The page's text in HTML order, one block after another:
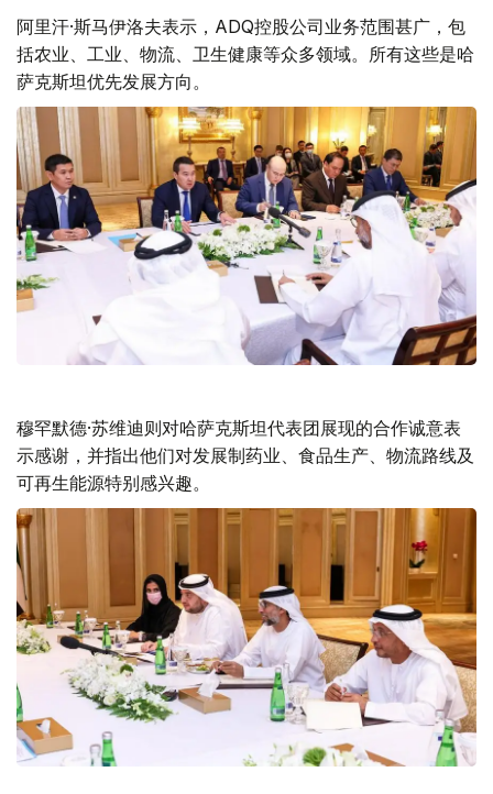
阿里汗·斯马伊洛夫表示，ADQ控股公司业务范围甚广，包
括农业、工业、物流、卫生健康等众多领域。所有这些是哈
萨克斯坦优先发展方向。
穆罕默德·苏维迪则对哈萨克斯坦代表团展现的合作诚意表
示感谢，并指出他们对发展制药业、食品生产、物流路线及
可再生能源特别感兴趣。